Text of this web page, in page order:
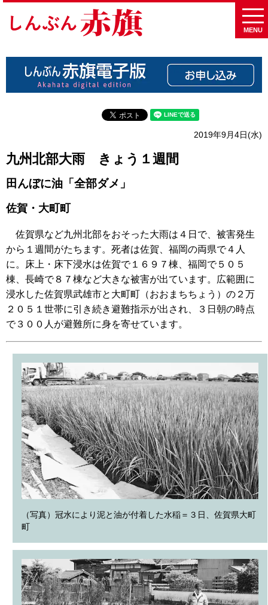
MENU
2019年9月4日(水)
九州北部大雨 きょう１週間
田んぼに油「全部ダメ」
佐賀・大町町
佐賀県など九州北部をおそった大雨は４日で、被害発生
から１週間がたちます。死者は佐賀、福岡の両県で４人
に。床上・床下浸水は佐賀で１６９７棟、福岡で５０５
棟、長崎で８７棟など大きな被害が出ています。広範囲に
浸水した佐賀県武雄市と大町町（おおまちちょう）の２万
２０５１世帯に引き続き避難指示が出され、３日朝の時点
で３００人が避難所に身を寄せています。
（写真）冠水により泥と油が付着した水稲＝３日、佐賀県大町
町